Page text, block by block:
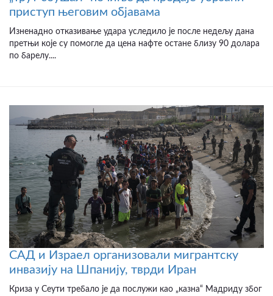
приступ његовим објавама
Изненадно отказивање удара уследило је после недељу дана
претњи које су помогле да цена нафте остане близу 90 долара
по барелу....
САД и Израел организовали мигрантску
инвазију на Шпанију, тврди Иран
Криза у Сеути требало је да послужи као „казна“ Мадриду због